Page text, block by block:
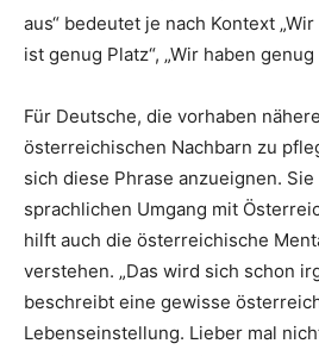
aus“ bedeutet je nach Kontext „Wir
ist genug Platz“, „Wir haben
Für Deutsche, die vorhaben
österreichischen Nachbarn zu
sich diese Phrase anzueignen.
sprachlichen Umgang mit
hilft auch die österreichische
verstehen. „Das wird sich schon
beschreibt eine gewisse
Lebenseinstellung. Lieber mal